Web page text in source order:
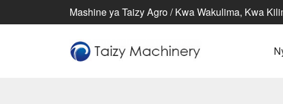
Mashine ya Taizy Agro / Kwa Wakulima, Kwa